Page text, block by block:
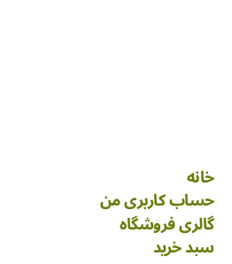
خانه
حساب کاربری من
گالری فروشگاه
سبد خرید